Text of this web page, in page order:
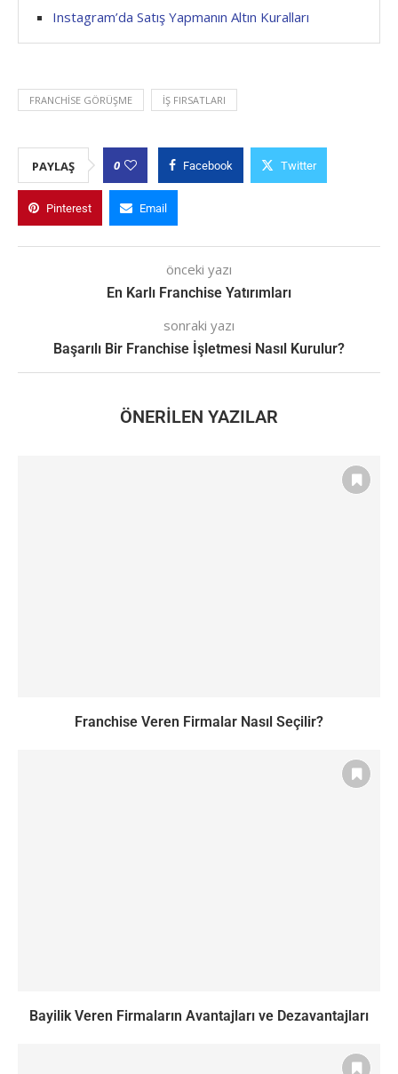
Instagram’da Satış Yapmanın Altın Kuralları
FRANCHISE GÖRÜŞME IŞ FIRSATLARI
PAYLAŞ 0 Facebook Twitter
Pinterest Email
önceki yazı
En Karlı Franchise Yatırımları
sonraki yazı
Başarılı Bir Franchise İşletmesi Nasıl Kurulur?
ÖNERILEN YAZILAR
Franchise Veren Firmalar Nasıl Seçilir?
Bayilik Veren Firmaların Avantajları ve Dezavantajları